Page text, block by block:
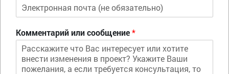
Комментарий или сообщение*